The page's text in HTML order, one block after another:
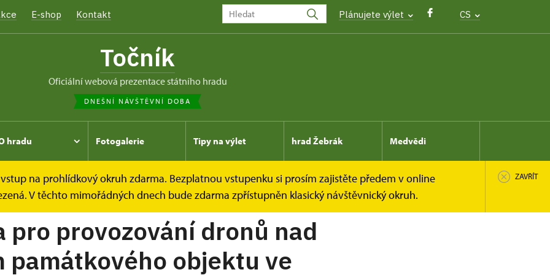
E-shop Kontakt Plánujete výlet CS
Točník
oficiální webová prezentace státního hradu
DNEŠNÍ NÁVŠTĚVNÍ DOBA
hradu Fotogalerie Tipy na výlet hrad Žebrák Medvědi
na prohlídkový okruh zdarma. Bezplatnou vstupenku si prosím zajistěte předem v online
V těchto mimořádných dnech bude zdarma zpřístupněn klasický návštěvnický okruh.
ZAVŘÍT
pro provozování dronů nad
památkového objektu ve